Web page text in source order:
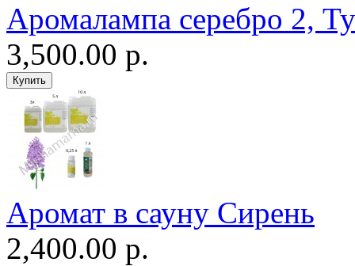
Аромалампа серебро 2,
3,500.00 р.
Аромат в сауну Сирень
2,400.00 р.